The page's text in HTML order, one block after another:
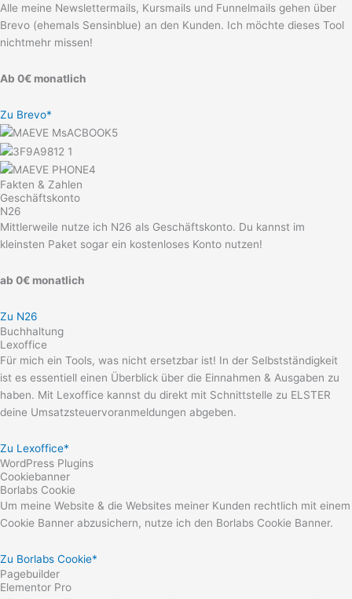
Alle meine Newslettermails, Kursmails und Funnelmails gehen über
Brevo (ehemals Sensinblue) an den Kunden. Ich möchte dieses Tool
nichtmehr missen!
Ab 0€ monatlich
Zu Brevo*
Fakten & Zahlen
Geschäftskonto
N26
Mittlerweile nutze ich N26 als Geschäftskonto. Du kannst im
kleinsten Paket sogar ein kostenloses Konto nutzen!
ab 0€ monatlich
Zu N26
Buchhaltung
Lexoffice
Für mich ein Tools, was nicht ersetzbar ist! In der Selbstständigkeit
ist es essentiell einen Überblick über die Einnahmen & Ausgaben zu
haben. Mit Lexoffice kannst du direkt mit Schnittstelle zu ELSTER
deine Umsatzsteuervoranmeldungen abgeben.
Zu Lexoffice*
WordPress Plugins
Cookiebanner
Borlabs Cookie
Um meine Website & die Websites meiner Kunden rechtlich mit einem
Cookie Banner abzusichern, nutze ich den Borlabs Cookie Banner.
Zu Borlabs Cookie*
Pagebuilder
Elementor Pro